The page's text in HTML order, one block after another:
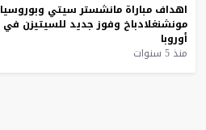
اهداف مباراة مانشستر سيتي وبوروسيا
مونشنغلادباخ وفوز جديد للسيتيزن في
أوروبا
منذ 5 سنوات